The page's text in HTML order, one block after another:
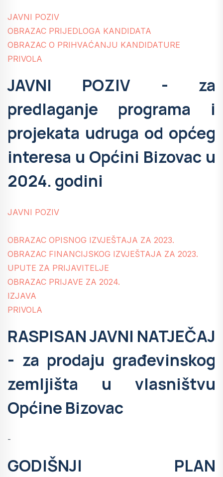
JAVNI POZIV
OBRAZAC PRIJEDLOGA KANDIDATA
OBRAZAC O PRIHVAĆANJU KANDIDATURE
PRIVOLA
JAVNI POZIV - za
predlaganje programa i
projekata udruga od općeg
interesa u Općini Bizovac u
2024. godini
JAVNI POZIV
OBRAZAC OPISNOG IZVJEŠTAJA ZA 2023.
OBRAZAC FINANCIJSKOG IZVJEŠTAJA ZA 2023.
UPUTE ZA PRIJAVITELJE
OBRAZAC PRIJAVE ZA 2024.
IZJAVA
PRIVOLA
RASPISAN JAVNI NATJEČAJ
- za prodaju građevinskog
zemljišta u vlasništvu
Općine Bizovac
-
GODIŠNJI PLAN